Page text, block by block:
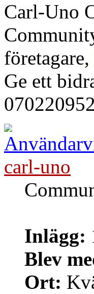
Carl-Uno
företagare,
Ge ett
carl-uno
Inlägg:
Blev
Ort: